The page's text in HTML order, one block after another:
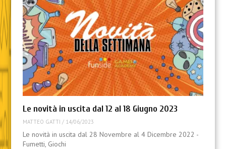
Le novità in uscita dal 12 al 18 Giugno 2023
MATTEO GATTI / 14/06/2023
Le novità in uscita dal 28 Novembre al 4 Dicembre 2022 -
Fumetti, Giochi